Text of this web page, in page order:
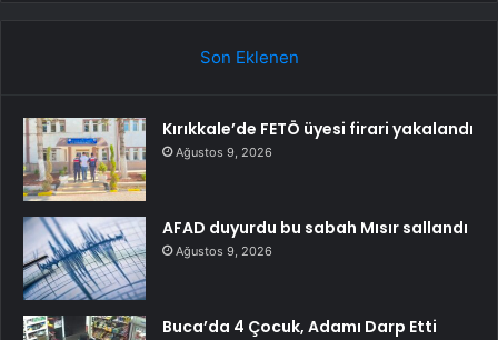
Son Eklenen
Kırıkkale’de FETÖ üyesi firari yakalandı
Ağustos 9, 2026
AFAD duyurdu bu sabah Mısır sallandı
Ağustos 9, 2026
Buca’da 4 Çocuk, Adamı Darp Etti